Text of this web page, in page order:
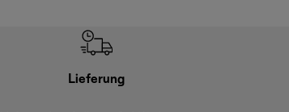
Lieferung